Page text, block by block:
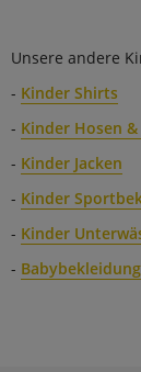
Unsere andere
- Kinder Shirts
- Kinder Hosen
- Kinder Jacken
- Kinder
- Kinder
- Babybekleidung